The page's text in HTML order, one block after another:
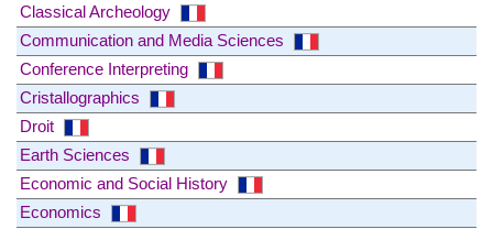
Classical Archeology
Communication and Media Sciences
Conference Interpreting
Cristallographics
Droit
Earth Sciences
Economic and Social History
Economics